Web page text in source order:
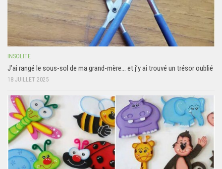
INSOLITE
J’ai rangé le sous-sol de ma grand-mère… et j’y ai trouvé un trésor oublié
18 JUILLET 2025